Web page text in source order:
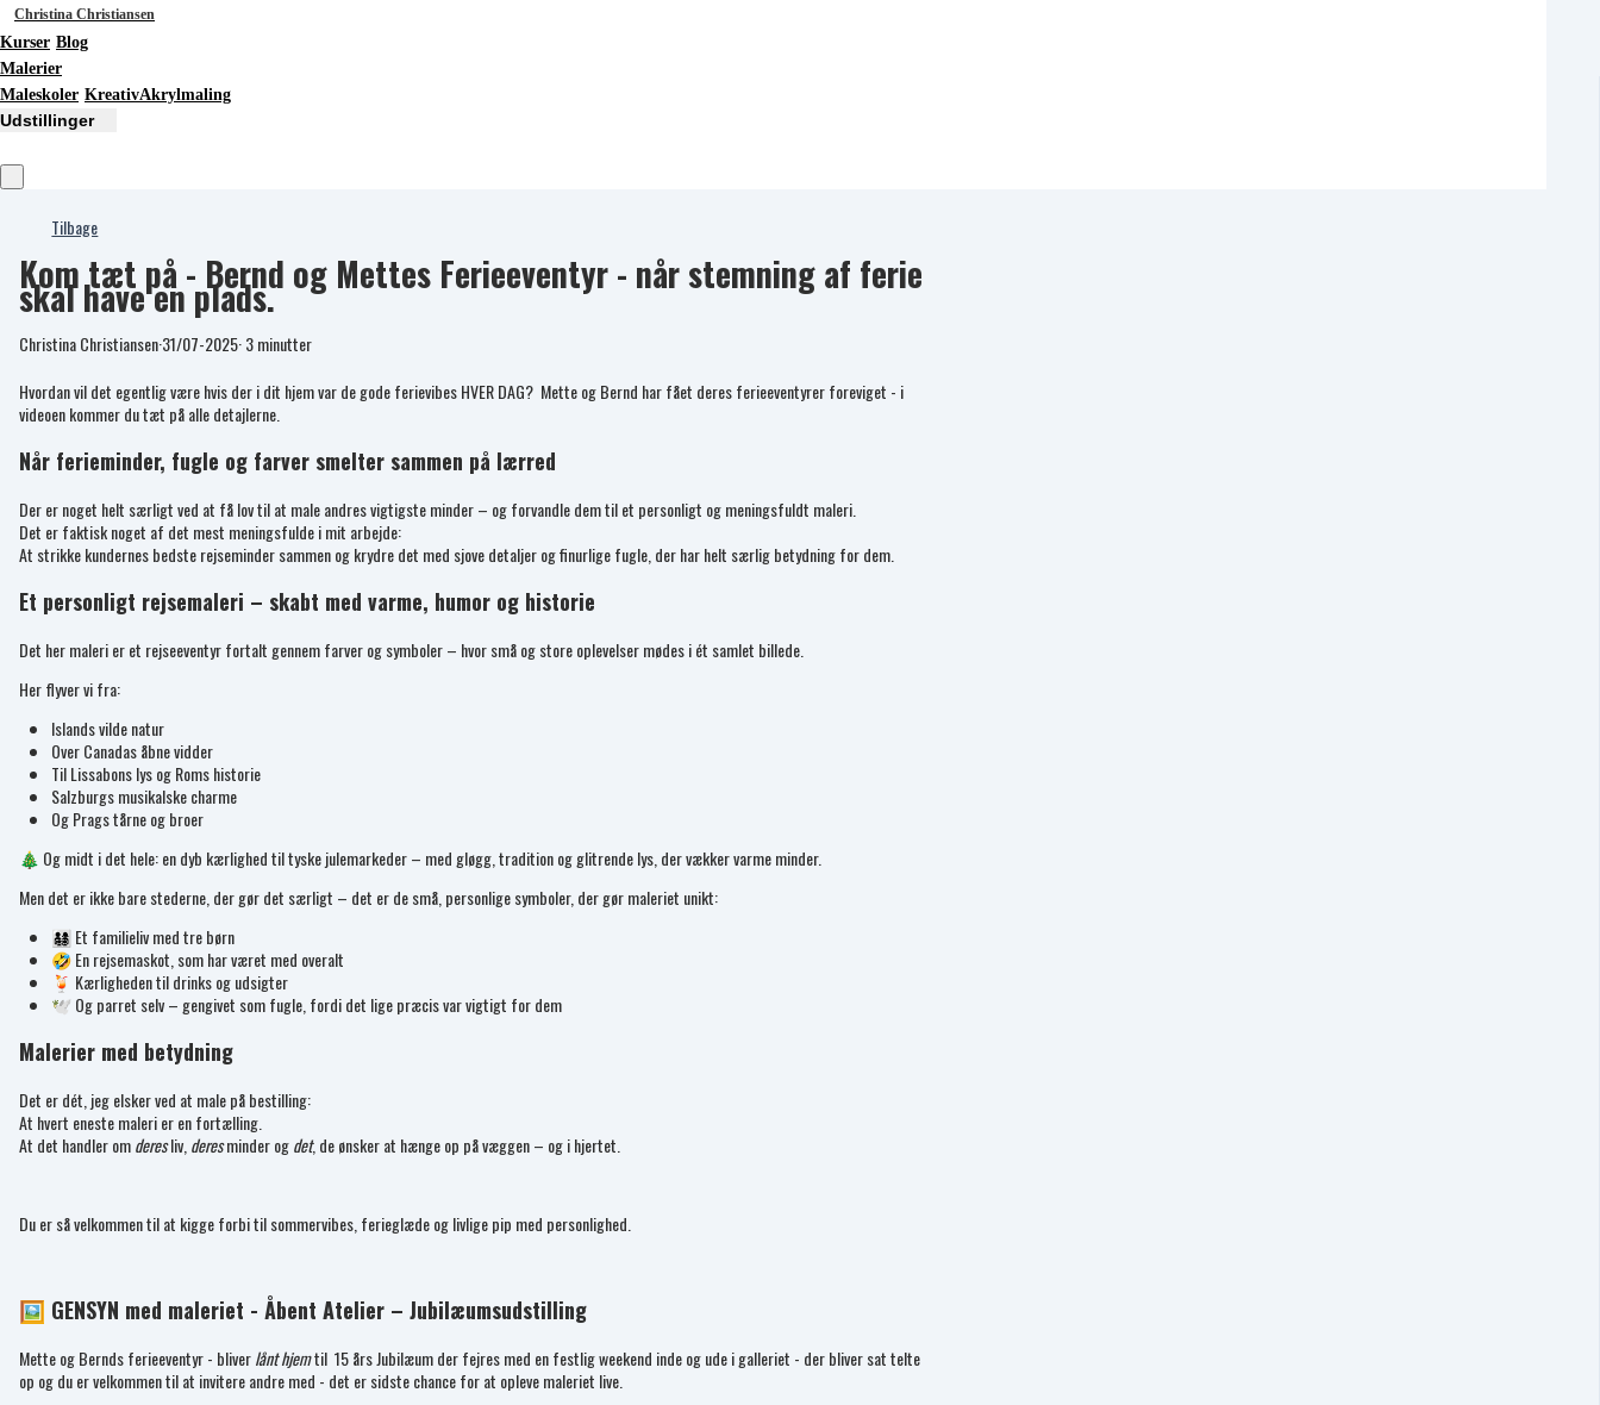
Christina Christiansen
Kurser Blog
Malerier
Maleskoler KreativAkrylmaling
Udstillinger
Tilbage
Kom tæt på - Bernd og Mettes Ferieeventyr - når stemning af ferie
skal have en plads.
Christina Christiansen·31/07-2025·3 minutter
Hvordan vil det egentlig være hvis der i dit hjem var de gode ferievibes HVER DAG? Mette og Bernd har fået deres ferieeventyrer foreviget - i
videoen kommer du tæt på alle detajlerne.
Når ferieminder, fugle og farver smelter sammen på lærred
Der er noget helt særligt ved at få lov til at male andres vigtigste minder – og forvandle dem til et personligt og meningsfuldt maleri.
Det er faktisk noget af det mest meningsfulde i mit arbejde:
At strikke kundernes bedste rejseminder sammen og krydre det med sjove detaljer og finurlige fugle, der har helt særlig betydning for dem.
Et personligt rejsemaleri – skabt med varme, humor og historie
Det her maleri er et rejseeventyr fortalt gennem farver og symboler – hvor små og store oplevelser mødes i ét samlet billede.
Her flyver vi fra:
Islands vilde natur
Over Canadas åbne vidder
Til Lissabons lys og Roms historie
Salzburgs musikalske charme
Og Prags tårne og broer
🎄 Og midt i det hele: en dyb kærlighed til tyske julemarkeder – med gløgg, tradition og glitrende lys, der vækker varme minder.
Men det er ikke bare stederne, der gør det særligt – det er de små, personlige symboler, der gør maleriet unikt:
👨‍👩‍👧‍👦 Et familieliv med tre børn
🤣 En rejsemaskot, som har været med overalt
🍹 Kærligheden til drinks og udsigter
🕊️ Og parret selv – gengivet som fugle, fordi det lige præcis var vigtigt for dem
Malerier med betydning
Det er dét, jeg elsker ved at male på bestilling:
At hvert eneste maleri er en fortælling.
At det handler omderesliv, deresminder ogdet, de ønsker at hænge op på væggen – og i hjertet.
Du er så velkommen til at kigge forbi til sommervibes, ferieglæde og livlige pip med personlighed.
🖼️ GENSYN med maleriet - Åbent Atelier – Jubilæumsudstilling
Mette og Bernds ferieeventyr - bliverlånt hjemtil 15 års Jubilæum der fejres med en festlig weekend inde og ude i galleriet - der bliver sat telte
op og du er velkommen til at invitere andre med - det er sidste chance for at opleve maleriet live.